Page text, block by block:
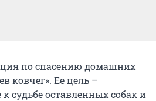
по спасению домашних
ковчег». Ее цель –
судьбе оставленных собак и